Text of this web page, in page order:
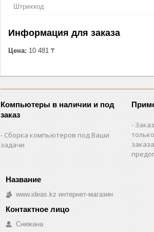
Штрихкод
Информация для заказа
Цена: 10 481 ₸
Компьютеры в наличии и под
заказ
Сборка компьютеров под Ваши
задачи
www.ideas.kz интернет-магазин
Снижана